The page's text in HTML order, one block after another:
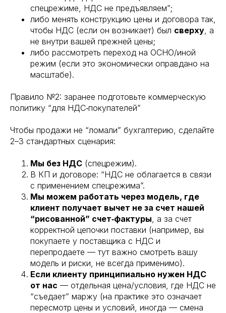
спецрежиме, НДС не предъявляем”;
либо менять конструкцию цены и договора так,
чтобы НДС (если он возникает) был сверху, а
не внутри вашей прежней цены;
либо рассмотреть переход на ОСНО/иной
режим (если это экономически оправдано на
масштабе).
Правило №2: заранее подготовьте коммерческую
политику “для НДС‑покупателей”
Чтобы продажи не “ломали” бухгалтерию, сделайте
2–3 стандартных сценария:
Мы без НДС (спецрежим).
В КП и договоре: “НДС не облагается в связи
с применением спецрежима”.
Мы можем работать через модель, где
клиент получает вычет не за счет нашей
“рисованной” счет‑фактуры, а за счет
корректной цепочки поставки (например, вы
покупаете у поставщика с НДС и
перепродаете — тут важно смотреть вашу
модель и риски, не всегда применимо).
Если клиенту принципиально нужен НДС
от нас — отдельная цена/условия, где НДС не
“съедает” маржу (на практике это означает
пересмотр цены и условий, иногда — смена